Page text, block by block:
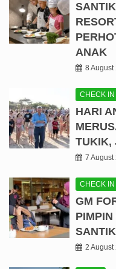
ANAK
8 August
CHECK IN
HARI
TUKIK,
7 August
CHECK IN
GM
2 August